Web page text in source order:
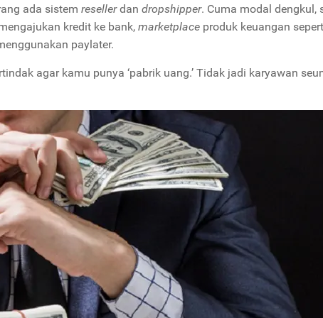
ada sistem resellerdan dropshipper. Cuma modal dengkul,
kredit ke bank, marketplace produk keuangan
paylater.
agar kamu punya ‘pabrik uang.’ Tidak jadi karyawan